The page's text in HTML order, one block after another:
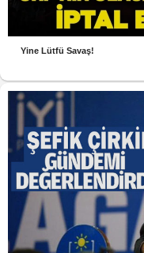
Yine Lütfü Savaş!